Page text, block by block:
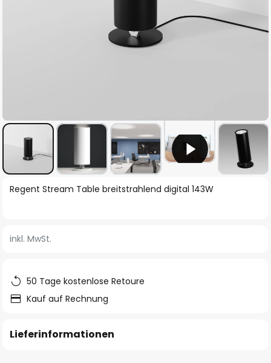
Zum
Anfang
springen
Regent Stream Table breitstrahlend digital 143W
inkl. MwSt.
50 Tage kostenlose Retoure
Kauf auf Rechnung
Lieferinformationen